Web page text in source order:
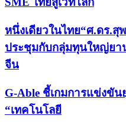
หนึ่งเดียวในไทย“ศ.ดร.สุ
ประชุมกับกลุ่มทุนใหญ่ย
จีน
G-Able ชี้เกมการแข่งขั
“เทคโนโลยี